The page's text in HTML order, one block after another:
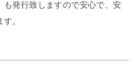
も発行致しますので安心で、安
。